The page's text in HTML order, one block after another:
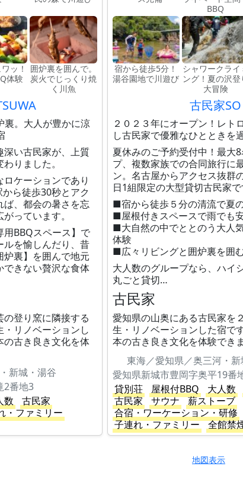
ッ！
体験
囲炉裏を囲んで。
炭火でじっくり焼
く川魚
裏。大人が豊かに涼
深い古民家が、上質
りました。
ケーションであり
ら徒歩30秒とアク
ば、都会の暑さを忘
っています。
BBQスペース】で
ルを愉しんだり、昔
裏】を囲んで地元
できない贅沢な食体
登り窯に隣接する
リノベーションし
の古き良き文化を体
新城・湯谷
2番地3
数
古民家
・ファミリー
BBQ
宿から徒歩5分！
湯谷園地で川遊び
シャワークライ
ング！夏の沢登
大冒険
古民家SO
２０２３年にオープン！レト
し古民家で優雅なひとときを
夏休みのご予約受付中！最大
プ、複数家族での合同旅行に
ン。名古屋からアクセス抜群
日1組限定の大型貸切古民家で
■宿から徒歩５分の清流で夏
■屋根付きスペースで雨でも
■大自然の中でととのう大人
体験
■広々リビングと囲炉裏を囲
大人数のグループなら、ハイ
丸ごと貸切…
古民家
愛知県の山奥にある古民家を
生・リノベーションした宿で
本の古き良き文化を体験できま
東海／愛知県／奥三河・
愛知県新城市豊岡字奥平19番
貸別荘
屋根付BBQ 大人数
古民家
サウナ
薪ストーブ
合宿・ワーケーション・研修
子連れ・ファミリー
全館禁
地図表示